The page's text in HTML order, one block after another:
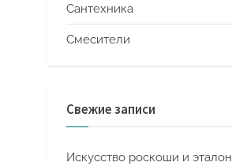
Сантехника
Смесители
Свежие записи
Искусство роскоши и эталон